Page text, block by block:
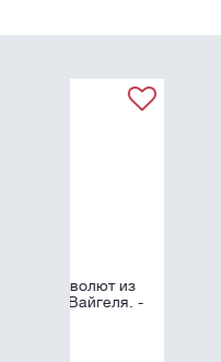
общество:
издание : [в